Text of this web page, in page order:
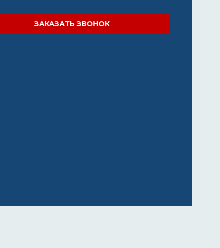
ЗАКАЗАТЬ ЗВОНОК